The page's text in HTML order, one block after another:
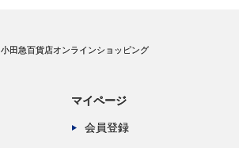
小田急百貨店オンラインショッピング
マイページ
会員登録